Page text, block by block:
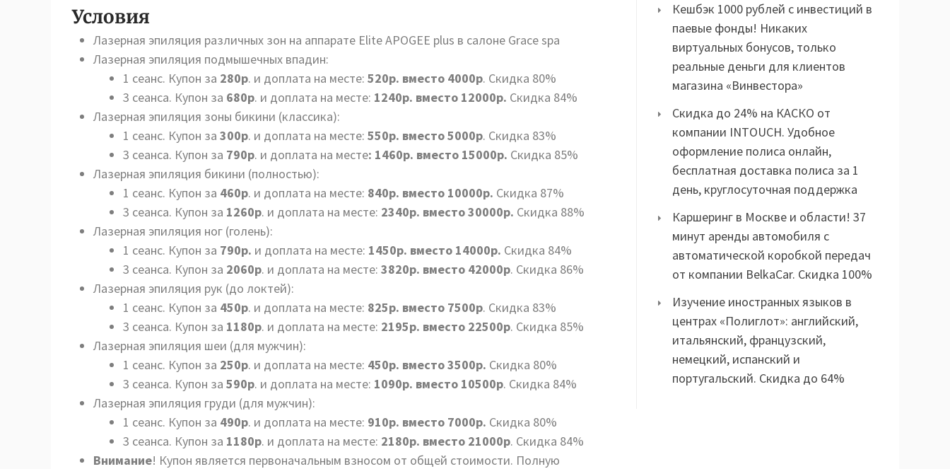
Условия
Лазерная эпиляция различных зон на аппарате Elite APOGEE plus в салоне Grace spa
Лазерная эпиляция подмышечных впадин:
1 сеанс. Купон за 280р. и доплата на месте: 520р. вместо 4000р. Скидка 80%
3 сеанса. Купон за 680р. и доплата на месте: 1240р. вместо 12000р. Скидка 84%
Лазерная эпиляция зоны бикини (классика):
1 сеанс. Купон за 300р. и доплата на месте: 550р. вместо 5000р. Скидка 83%
3 сеанса. Купон за 790р. и доплата на месте: 1460р. вместо 15000р. Скидка 85%
Лазерная эпиляция бикини (полностью):
1 сеанс. Купон за 460р. и доплата на месте: 840р. вместо 10000р. Скидка 87%
3 сеанса. Купон за 1260р. и доплата на месте: 2340р. вместо 30000р. Скидка 88%
Лазерная эпиляция ног (голень):
1 сеанс. Купон за 790р. и доплата на месте: 1450р. вместо 14000р. Скидка 84%
3 сеанса. Купон за 2060р. и доплата на месте: 3820р. вместо 42000р. Скидка 86%
Лазерная эпиляция рук (до локтей):
1 сеанс. Купон за 450р. и доплата на месте: 825р. вместо 7500р. Скидка 83%
3 сеанса. Купон за 1180р. и доплата на месте: 2195р. вместо 22500р. Скидка 85%
Лазерная эпиляция шеи (для мужчин):
1 сеанс. Купон за 250р. и доплата на месте: 450р. вместо 3500р. Скидка 80%
3 сеанса. Купон за 590р. и доплата на месте: 1090р. вместо 10500р. Скидка 84%
Лазерная эпиляция груди (для мужчин):
1 сеанс. Купон за 490р. и доплата на месте: 910р. вместо 7000р. Скидка 80%
3 сеанса. Купон за 1180р. и доплата на месте: 2180р. вместо 21000р. Скидка 84%
Внимание! Купон является первоначальным взносом от общей стоимости. Полную
Кешбэк 1000 рублей с инвестиций в
паевые фонды! Никаких
виртуальных бонусов, только
реальные деньги для клиентов
магазина «Винвестора»
Скидка до 24% на КАСКО от
компании INTOUCH. Удобное
оформление полиса онлайн,
бесплатная доставка полиса за 1
день, круглосуточная поддержка
Каршеринг в Москве и области! 37
минут аренды автомобиля с
автоматической коробкой передач
от компании BelkaCar. Скидка 100%
Изучение иностранных языков в
центрах «Полиглот»: английский,
итальянский, французский,
немецкий, испанский и
португальский. Скидка до 64%